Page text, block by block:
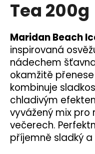
5
hvězdiček.
Tea 200g
Maridan Beach
inspirovaná
nádechem
okamžitě
kombinuje
chladivým
vyvážený mix pro
večerech.
příjemně sladký a
D
o
p
o
r
u
č
u
j
e
m